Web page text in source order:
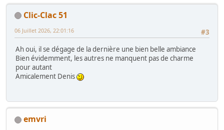
Clic-Clac 51
#3
06 Juillet 2026, 22:01:16
Ah oui, il se dégage de la dernière une bien belle ambiance
Bien évidemment, les autres ne manquent pas de charme
pour autant
Amicalement Denis
emvri